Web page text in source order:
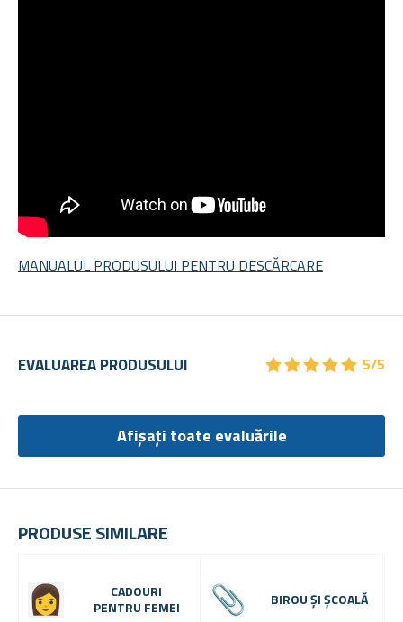
MANUALUL PRODUSULUI PENTRU DESCĂRCARE
PRODUSE SIMILARE
CADOURI
PENTRU FEMEI
BIROU ȘI ȘCOALĂ
EVALUAREA PRODUSULUI ★★★★★
★★★★★ 5/5
Afișați toate evaluările